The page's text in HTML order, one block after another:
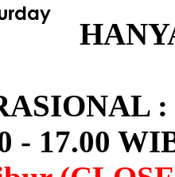
:
- 17.00